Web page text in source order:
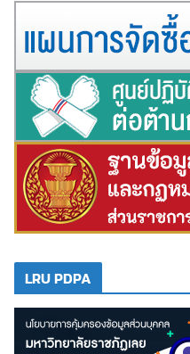
LRU PDPA